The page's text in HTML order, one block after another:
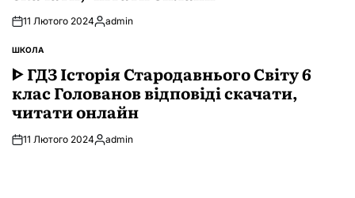
11 Лютого 2024Опубліковано
admin
ОПУБЛІКУВАТИ
У
ШКОЛА
ᐈ ГДЗ Історія Стародавнього Свiту 6
клас Голованов відповіді скачати,
читати онлайн
11 Лютого 2024Опубліковано
admin